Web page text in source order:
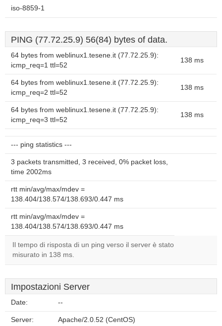
iso-8859-1
PING (77.72.25.9) 56(84) bytes of data.
64 bytes from weblinux1.tesene.it (77.72.25.9):
icmp_req=1 ttl=52
138 ms
64 bytes from weblinux1.tesene.it (77.72.25.9):
icmp_req=2 ttl=52
138 ms
64 bytes from weblinux1.tesene.it (77.72.25.9):
icmp_req=3 ttl=52
138 ms
--- ping statistics ---
3 packets transmitted, 3 received, 0% packet loss,
time 2002ms
rtt min/avg/max/mdev =
138.404/138.574/138.693/0.447 ms
rtt min/avg/max/mdev =
138.404/138.574/138.693/0.447 ms
Il tempo di risposta di un ping verso il server è stato
misurato in 138 ms.
Impostazioni Server
Date: --
Server: Apache/2.0.52 (CentOS)